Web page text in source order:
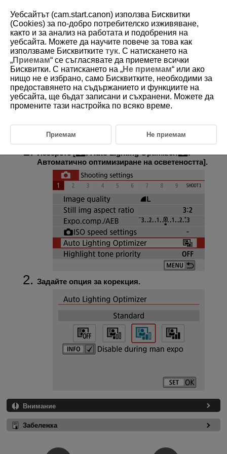
D101-068
Auto Lighting Optimizer
(Автоматично оптимизиране на
осветеността)
Яркостта и контрастът могат да бъдат коригирани автоматично, ако
висок.
Изберете [ :Auto Lighting Optimizer/
:
Автоматично оптимизиране на осветеността].
Задайте опция за корекция.
Внимание
Забележка
Уебсайтът (cam.start.canon) използва Бисквитки
(Cookies) за по-добро потребителско изживяване,
както и за анализ на работата и подобрения на
уебсайта. Можете да научите повече за това как
използваме Бисквитките тук. С натискането на
„Приемам“ се съгласявате да приемете всички
Бисквитки. С натискането на „Не приемам“ или ако
нищо не е избрано, само Бисквитките, необходими за
предоставянето на съдържанието и функциите на
уебсайта, ще бъдат записани и съхранени. Можете да
промените тази настройка по всяко време.
Приемам Не приемам